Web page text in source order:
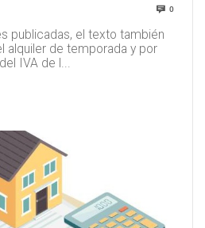
0
publicadas, el texto también
alquiler de temporada y por
IVA de l...